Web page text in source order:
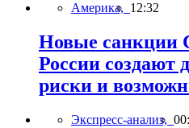
Америка, 12:32
Новые
России создают
риски и
Экспресс-анализ,